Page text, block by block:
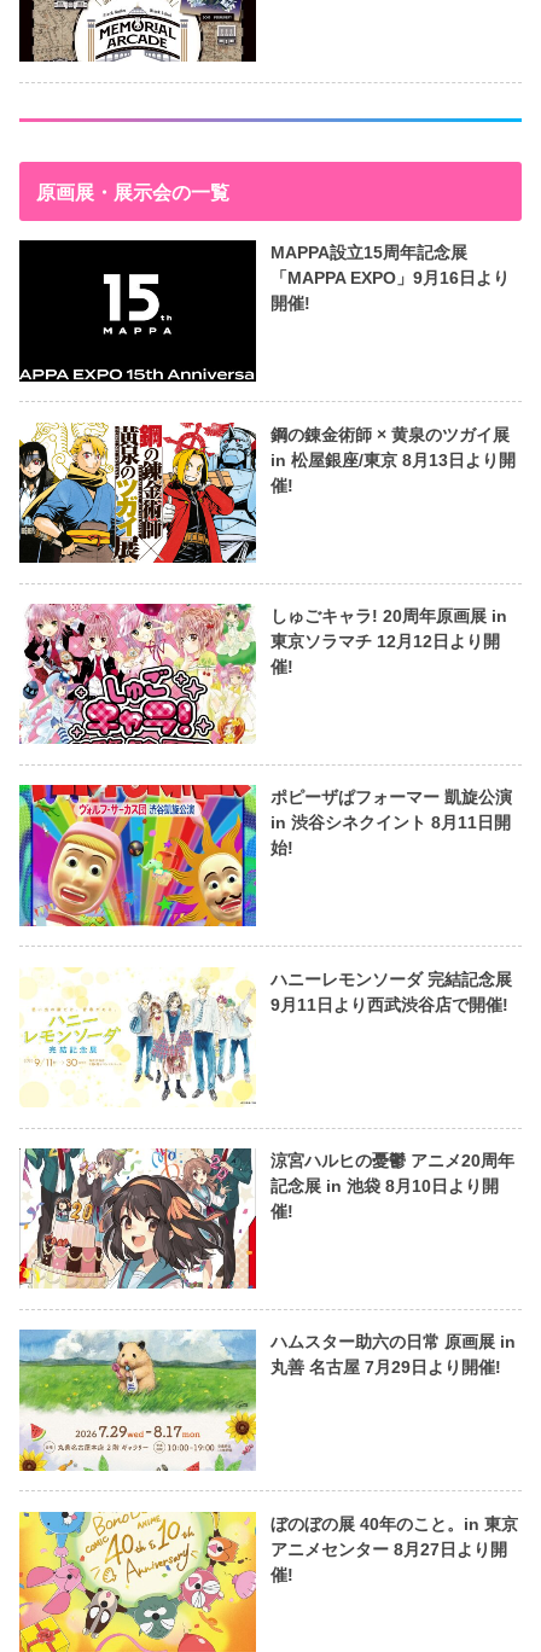
原画展・展示会の一覧
MAPPA設立15周年記念展
「MAPPA EXPO」9月16日より
開催!
鋼の錬金術師 × 黄泉のツガイ展
in 松屋銀座/東京 8月13日より開
催!
しゅごキャラ! 20周年原画展 in
東京ソラマチ 12月12日より開
催!
ポピーザぱフォーマー 凱旋公演
in 渋谷シネクイント 8月11日開
始!
ハニーレモンソーダ 完結記念展
9月11日より西武渋谷店で開催!
涼宮ハルヒの憂鬱 アニメ20周年
記念展 in 池袋 8月10日より開
催!
ハムスター助六の日常 原画展 in
丸善 名古屋 7月29日より開催!
ぼのぼの展 40年のこと。in 東京
アニメセンター 8月27日より開
催!